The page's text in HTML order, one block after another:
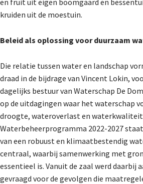
en fruit uit eigen boomgaard en
kruiden uit de moestuin.
Beleid als oplossing voorduurzaam
Die relatie tussen water en landschap
draad in de bijdrage van Vincent Lokin,
dagelijks bestuur van Waterschap De
op de uitdagingen waar het waterschap
droogte, wateroverlast en
Waterbeheerprogramma 2022-2027
van een robuust en klimaatbestendig
centraal, waarbij samenwerking met
essentieel is. Vanuit de zaal werd daarbij
gevraagd voor de gevolgen die